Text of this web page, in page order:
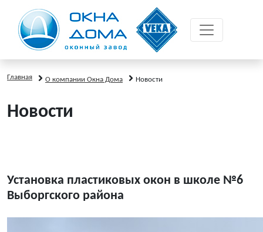
Главная О компании Окна Дома Новости
Новости
Установка пластиковых окон в школе №6
Выборгского района